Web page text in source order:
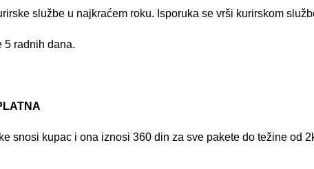
službe u najkraćem roku. Isporuka se vrši kurirskom
5 radnih dana.
snosi kupac i ona iznosi 360 din za sve pakete do težine od